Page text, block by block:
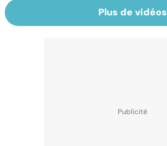
Plus de vidéos